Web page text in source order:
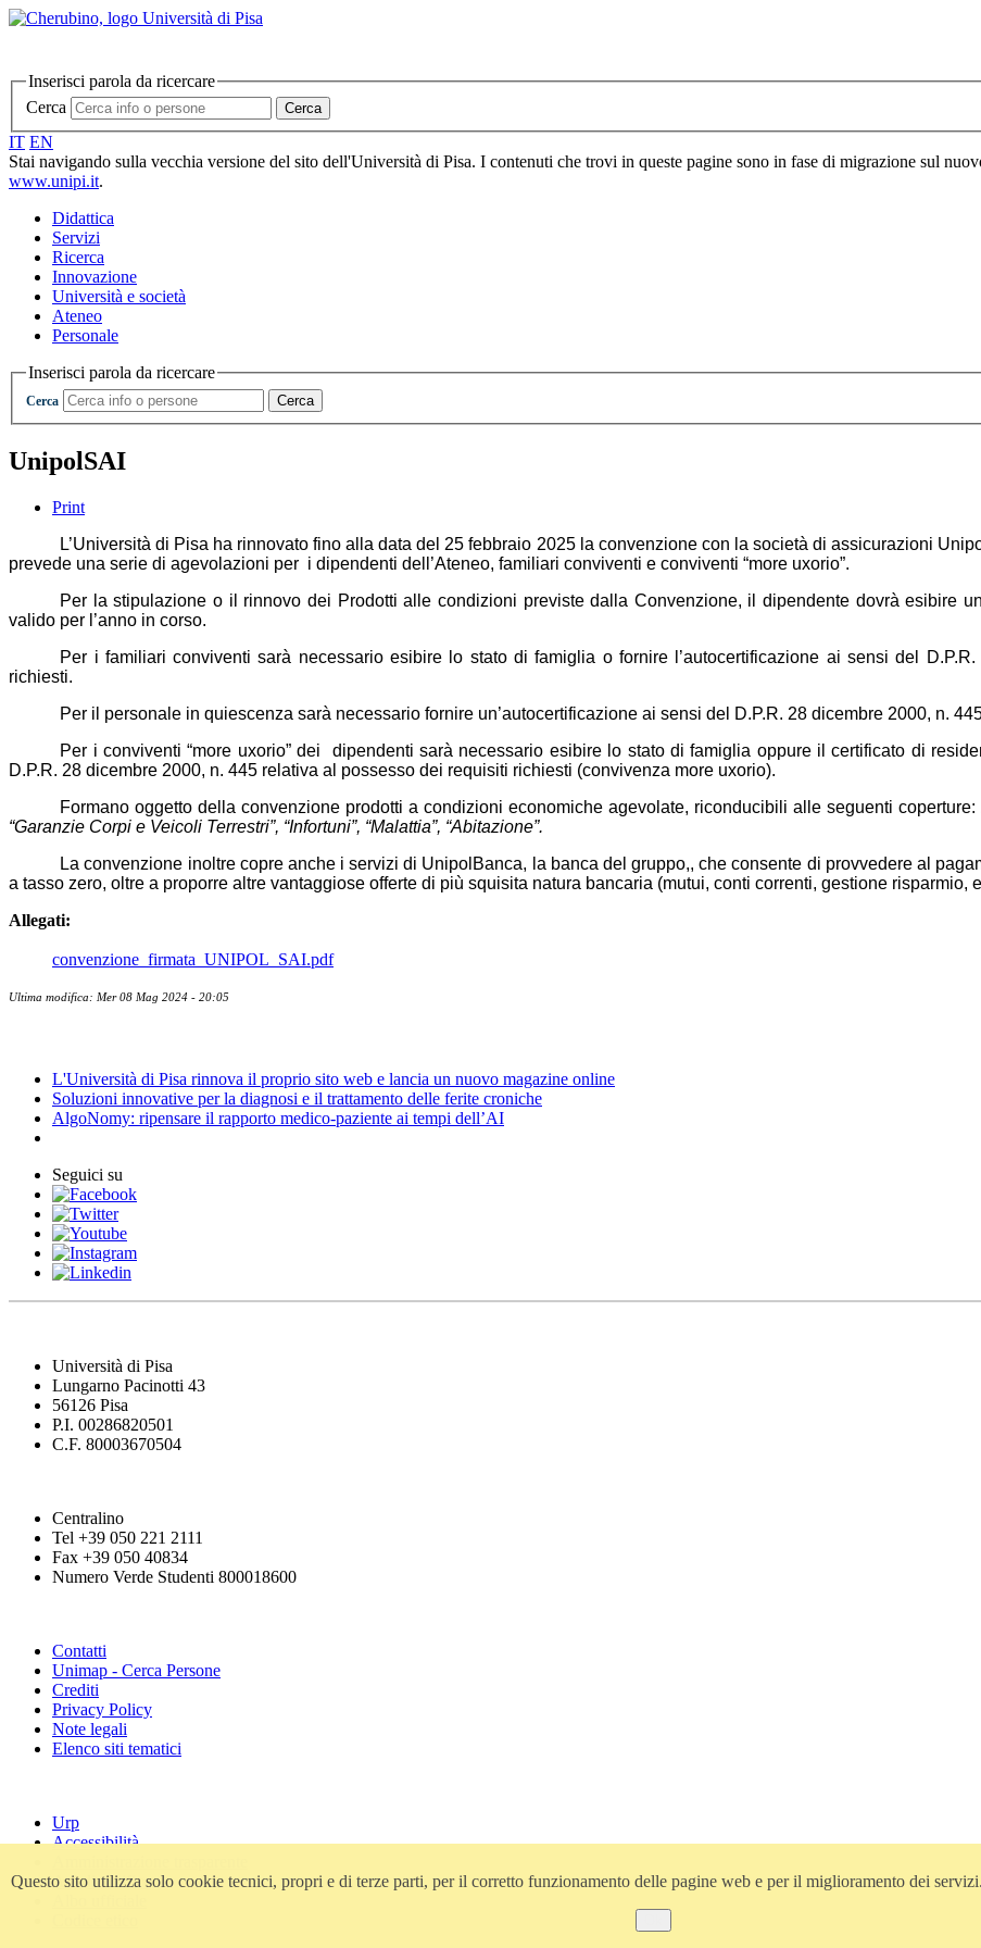
Inserisci parola da ricercare
Cerca
Cerca
IT EN
Stai navigando sulla vecchia versione del sito dell'Università di Pisa. I contenuti che trovi in queste pagine sono in fase di migrazione sul
www.unipi.it.
Didattica
Servizi
Ricerca
Innovazione
Università e società
Ateneo
Personale
Inserisci parola da ricercare
Cerca Cerca
UnipolSAI
Print
L’Università di Pisa ha rinnovato fino alla data del 25 febbraio 2025 la convenzione con la società di assicurazioni
prevede una serie di agevolazioni per i dipendenti dell’Ateneo, familiari conviventi e conviventi “more uxorio”.
Per la stipulazione o il rinnovo dei Prodotti alle condizioni previste dalla Convenzione, il dipendente dovrà esibire
valido per l’anno in corso.
Per i familiari conviventi sarà necessario esibire lo stato di famiglia o fornire l’autocertificazione ai sensi del
richiesti.
Per il personale in quiescenza sarà necessario fornire un’autocertificazione ai sensi del D.P.R. 28 dicembre 2000, n.
Per i conviventi “more uxorio” dei dipendenti sarà necessario esibire lo stato di famiglia oppure il certificato di
D.P.R. 28 dicembre 2000, n. 445 relativa al possesso dei requisiti richiesti (convivenza more uxorio).
Formano oggetto della convenzione prodotti a condizioni economiche agevolate, riconducibili alle seguenti coperture:
“Garanzie Corpi e Veicoli Terrestri”, “Infortuni”, “Malattia”, “Abitazione”.
La convenzione inoltre copre anche i servizi di UnipolBanca, la banca del gruppo,, che consente di provvedere al
a tasso zero, oltre a proporre altre vantaggiose offerte di più squisita natura bancaria (mutui, conti correnti, gestione risparmio,
Allegati:
convenzione_firmata_UNIPOL_SAI.pdf
Ultima modifica: Mer 08 Mag 2024 - 20:05
L'Università di Pisa rinnova il proprio sito web e lancia un nuovo magazine online
Soluzioni innovative per la diagnosi e il trattamento delle ferite croniche
AlgoNomy: ripensare il rapporto medico-paziente ai tempi dell’AI
Seguici su
Università di Pisa
Lungarno Pacinotti 43
56126 Pisa
P.I. 00286820501
C.F. 80003670504
Centralino
Tel +39 050 221 2111
Fax +39 050 40834
Numero Verde Studenti 800018600
Contatti
Unimap - Cerca Persone
Crediti
Privacy Policy
Note legali
Elenco siti tematici
Urp
Accessibilità
Atti di notifica
Questo sito utilizza solo cookie tecnici, propri e di terze parti, per il corretto funzionamento delle pagine web e per il miglioramento dei